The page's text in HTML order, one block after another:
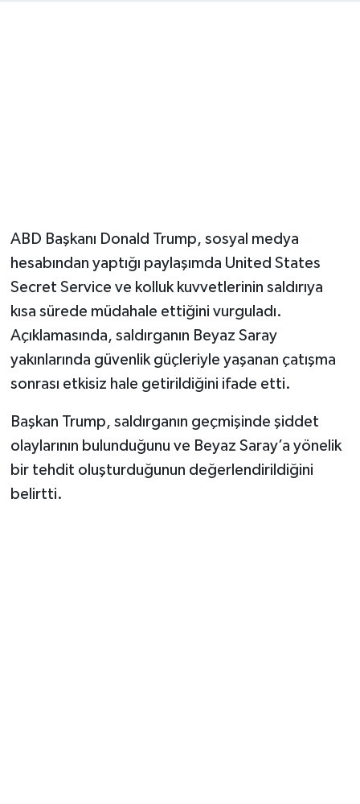
ABD Başkanı Donald Trump, sosyal medya
hesabından yaptığı paylaşımda United States
Secret Service ve kolluk kuvvetlerinin saldırıya
kısa sürede müdahale ettiğini vurguladı.
Açıklamasında, saldırganın Beyaz Saray
yakınlarında güvenlik güçleriyle yaşanan çatışma
sonrası etkisiz hale getirildiğini ifade etti.
Başkan Trump, saldırganın geçmişinde şiddet
olaylarının bulunduğunu ve Beyaz Saray’a yönelik
bir tehdit oluşturduğunun değerlendirildiğini
belirtti.